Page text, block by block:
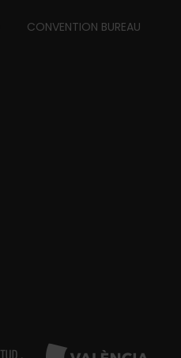
CONVENTION BUREAU